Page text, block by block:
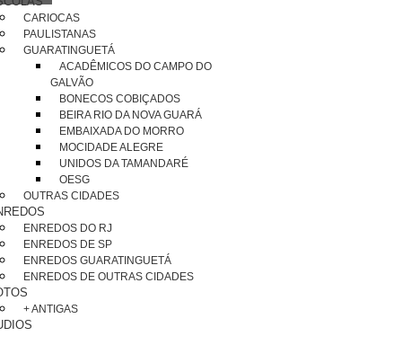
CARIOCAS
PAULISTANAS
GUARATINGUETÁ
ACADÊMICOS DO CAMPO DO
GALVÃO
BONECOS COBIÇADOS
BEIRA RIO DA NOVA GUARÁ
EMBAIXADA DO MORRO
MOCIDADE ALEGRE
UNIDOS DA TAMANDARÉ
OESG
OUTRAS CIDADES
ENREDOS DO RJ
ENREDOS DE SP
ENREDOS GUARATINGUETÁ
ENREDOS DE OUTRAS CIDADES
+ ANTIGAS